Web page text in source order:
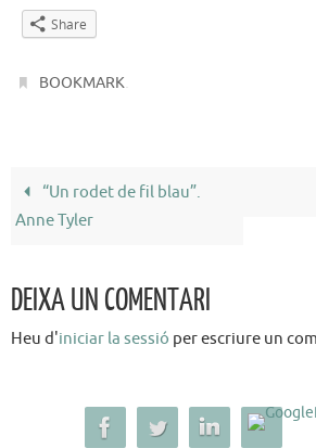
Share
BOOKMARK
“Un rodet de fil blau”.
Anne Tyler
DEIXA UN COMENTARI
Heu d'iniciar la sessió per escriure un